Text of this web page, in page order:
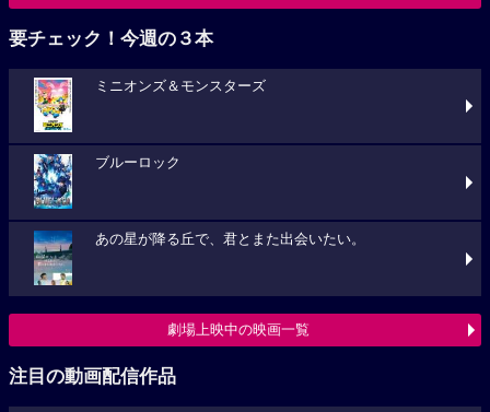
要チェック！今週の３本
ミニオンズ＆モンスターズ
ブルーロック
あの星が降る丘で、君とまた出会いたい。
劇場上映中の映画一覧
注目の動画配信作品